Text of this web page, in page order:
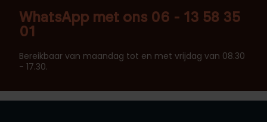
WhatsApp met ons 06 - 13 58 35
01
Bereikbaar van maandag tot en met vrijdag van 08.30
- 17.30.